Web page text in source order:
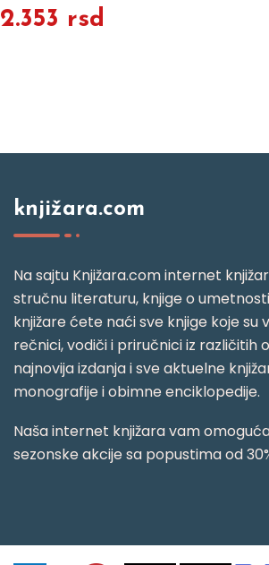
2.353 rsd
knjižara.com
Na sajtu Knjižara.com internet
stručnu literaturu, knjige o
knjižare ćete naći sve knjige koje su
rečnici, vodiči i priručnici iz različitih
najnovija izdanja i sve aktuelne
monografije i obimne enciklopedije.
Naša internet knjižara vam
sezonske akcije sa popustima od